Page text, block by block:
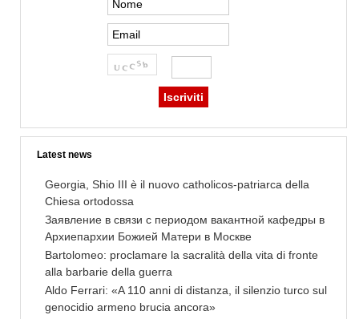
Latest news
Georgia, Shio III è il nuovo catholicos-patriarca della
Chiesa ortodossa
Заявление в связи с периодом вакантной кафедры в
Архиепархии Божией Матери в Москве
Bartolomeo: proclamare la sacralità della vita di fronte
alla barbarie della guerra
Aldo Ferrari: «A 110 anni di distanza, il silenzio turco sul
genocidio armeno brucia ancora»